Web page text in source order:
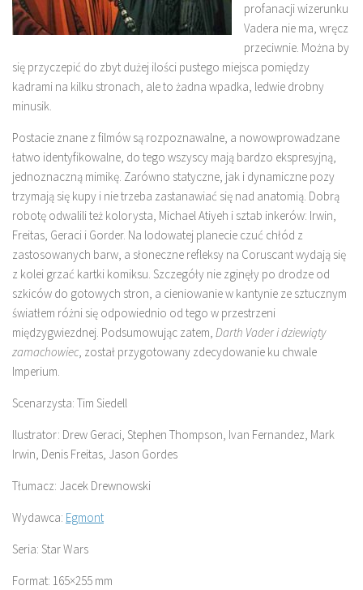
profanacji wizerunku
Vadera nie ma, wręcz
przeciwnie. Można by
się przyczepić do zbyt dużej ilości pustego miejsca pomiędzy
kadrami na kilku stronach, ale to żadna wpadka, ledwie drobny
minusik.
Postacie znane z filmów są rozpoznawalne, a nowowprowadzane
łatwo identyfikowalne, do tego wszyscy mają bardzo ekspresyjną,
jednoznaczną mimikę. Zarówno statyczne, jak i dynamiczne pozy
trzymają się kupy i nie trzeba zastanawiać się nad anatomią. Dobrą
robotę odwalili też kolorysta, Michael Atiyeh i sztab inkerów: Irwin,
Freitas, Geraci i Gorder. Na lodowatej planecie czuć chłód z
zastosowanych barw, a słoneczne refleksy na Coruscant wydają się
z kolei grzać kartki komiksu. Szczegóły nie zginęły po drodze od
szkiców do gotowych stron, a cieniowanie w kantynie ze sztucznym
światłem różni się odpowiednio od tego w przestrzeni
międzygwiezdnej. Podsumowując zatem, Darth Vader i dziewiąty
zamachowiec, został przygotowany zdecydowanie ku chwale
Imperium.
Scenarzysta: Tim Siedell
Ilustrator: Drew Geraci, Stephen Thompson, Ivan Fernandez, Mark
Irwin, Denis Freitas, Jason Gordes
Tłumacz: Jacek Drewnowski
Wydawca: Egmont
Seria: Star Wars
Format: 165×255 mm